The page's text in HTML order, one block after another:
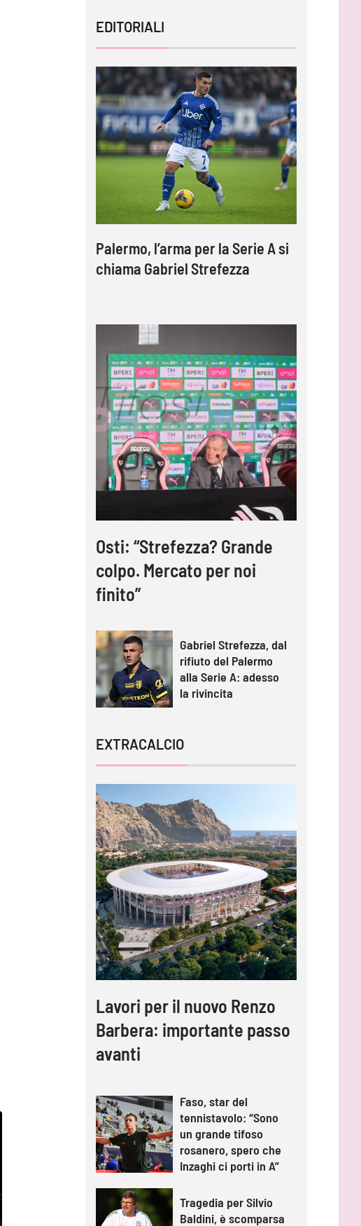
EDITORIALI
Palermo, l’arma per la Serie A si
chiama Gabriel Strefezza
Osti: “Strefezza? Grande
colpo. Mercato per noi
finito”
Gabriel Strefezza, dal
rifiuto del Palermo
alla Serie A: adesso
la rivincita
EXTRACALCIO
Lavori per il nuovo Renzo
Barbera: importante passo
avanti
Faso, star del
tennistavolo: “Sono
un grande tifoso
rosanero, spero che
Inzaghi ci porti in A”
Tragedia per Silvio
Baldini, è scomparsa